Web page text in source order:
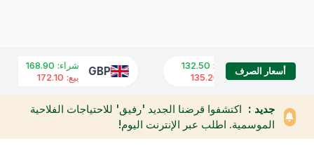
أسعار الصرفUSD شراء:
132.50
بيع:
135.20
GBP شراء:
168.90
بيع:
172.10
جديد : اكتشفوا قرضنا الجديد 'رفيق' للاحتياجات الفلاحية
الموسمية. اطلب عبر الإنترنت اليوم!